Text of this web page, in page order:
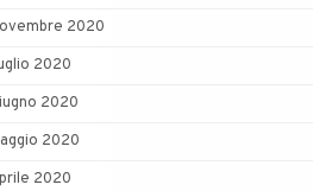
2020
2020
2020
2020
2020